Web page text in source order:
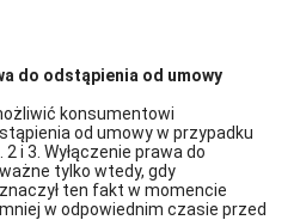
do odstąpienia od umowy
konsumentowi
od umowy w przypadku
i 3. Wyłączenie prawa do
tylko wtedy, gdy
ten fakt w momencie
w odpowiednim czasie przed